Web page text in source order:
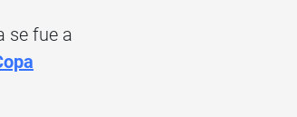
se fue a